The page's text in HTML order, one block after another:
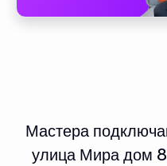
Мастера
улица Мира дом